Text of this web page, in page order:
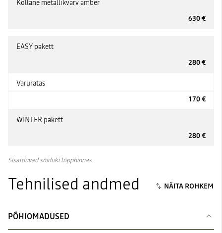
Kollane metallikvärv amber
630 €
EASY pakett
280 €
Varuratas
170 €
WINTER pakett
280 €
Sisalduvad sõiduki lõpphinnas
Tehnilised andmed
PÕHIOMADUSED